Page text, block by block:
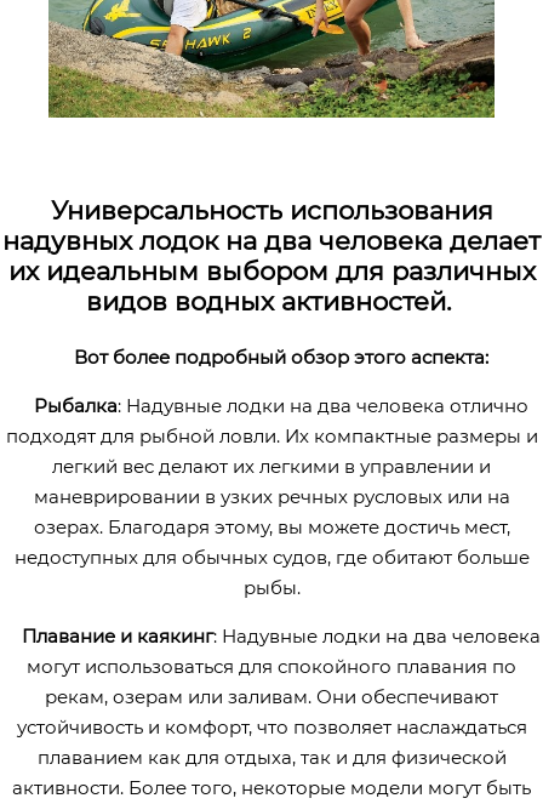
Универсальность использования
надувных лодок на два человека делает
их идеальным выбором для различных
видов водных активностей.
Вот более подробный обзор этого аспекта:
Рыбалка: Надувные лодки на два человека отлично
подходят для рыбной ловли. Их компактные размеры и
легкий вес делают их легкими в управлении и
маневрировании в узких речных русловых или на
озерах. Благодаря этому, вы можете достичь мест,
недоступных для обычных судов, где обитают больше
рыбы.
Плавание и каякинг: Надувные лодки на два человека
могут использоваться для спокойного плавания по
рекам, озерам или заливам. Они обеспечивают
устойчивость и комфорт, что позволяет наслаждаться
плаванием как для отдыха, так и для физической
активности. Более того, некоторые модели могут быть